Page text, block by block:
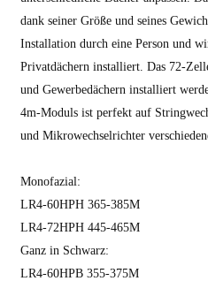
dank seiner Größe und seines
Installation durch eine Person und
Privatdächern installiert. Das 72-
und Gewerbedächern installiert
4m-Moduls ist perfekt auf
und Mikrowechselrichter
Monofazial:
LR4-60HPH 365-385M
LR4-72HPH 445-465M
Ganz in Schwarz:
LR4-60HPB 355-375M